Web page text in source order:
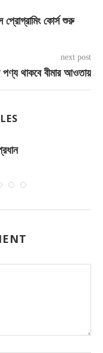
প্রোগ্রামিং কোর্স শুরু
next post
পণ্য থাকবে বীমার আওতায়